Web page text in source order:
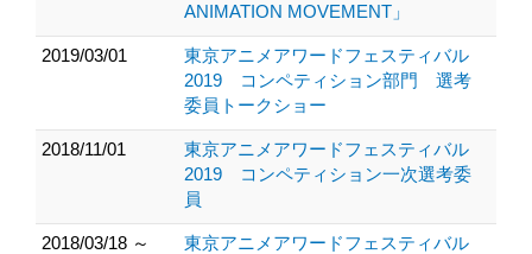
ANIMATION MOVEMENT」
2019/03/01
東京アニメアワードフェスティバル
2019 コンペティション部門 選考
委員トークショー
2018/11/01
東京アニメアワードフェスティバル
2019 コンペティション一次選考委
員
2018/03/18 ～
東京アニメアワードフェスティバル